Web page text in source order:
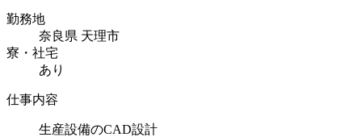
勤務地
奈良県 天理市
寮・社宅
あり
仕事内容
生産設備のCAD設計